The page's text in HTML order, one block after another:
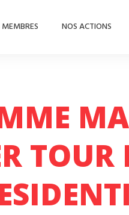
NOS ACTIONS
TOUR